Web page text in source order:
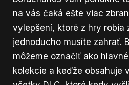
na vás čaká ešte viac
vylepšení, ktoré z hry robia
jednoducho musíte zahrať.
môžeme označiť ako
kolekcie a keďže obsahuje